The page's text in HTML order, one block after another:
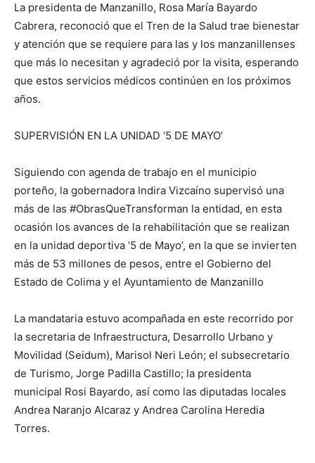
La presidenta de Manzanillo, Rosa María Bayardo
Cabrera, reconoció que el Tren de la Salud trae bienestar
y atención que se requiere para las y los manzanillenses
que más lo necesitan y agradeció por la visita, esperando
que estos servicios médicos continúen en los próximos
años.
SUPERVISIÓN EN LA UNIDAD ‘5 DE MAYO’
Siguiendo con agenda de trabajo en el municipio
porteño, la gobernadora Indira Vizcaíno supervisó una
más de las #ObrasQueTransforman la entidad, en esta
ocasión los avances de la rehabilitación que se realizan
en la unidad deportiva ‘5 de Mayo’, en la que se invierten
más de 53 millones de pesos, entre el Gobierno del
Estado de Colima y el Ayuntamiento de Manzanillo
La mandataria estuvo acompañada en este recorrido por
la secretaria de Infraestructura, Desarrollo Urbano y
Movilidad (Seidum), Marisol Neri León; el subsecretario
de Turismo, Jorge Padilla Castillo; la presidenta
municipal Rosi Bayardo, así como las diputadas locales
Andrea Naranjo Alcaraz y Andrea Carolina Heredia
Torres.